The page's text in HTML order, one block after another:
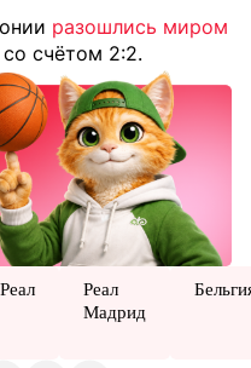
разошлись миром
счётом 2:2.
Реал
Реал
Мадрид